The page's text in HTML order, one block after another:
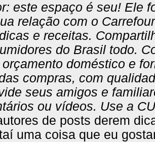
este espaço é seu! Ele
relação com o
e receitas.
do Brasil todo.
doméstico e
compras, com
seus amigos e
ou vídeos. Use a
de posts derem
uma coisa que eu